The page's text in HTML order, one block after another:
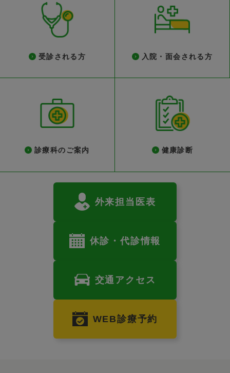
受診される方 入院・面会される方
診療科のご案内 健康診断
外来担当医表
休診・代診情報
交通アクセス
WEB診療予約